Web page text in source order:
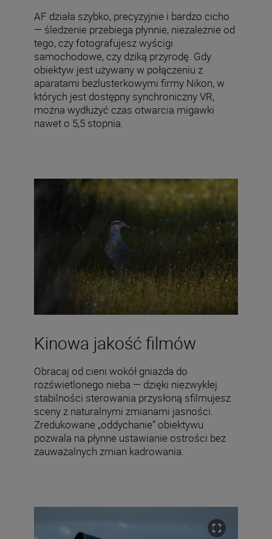
AF działa szybko, precyzyjnie i bardzo cicho
— śledzenie przebiega płynnie, niezależnie od
tego, czy fotografujesz wyścigi
samochodowe, czy dziką przyrodę. Gdy
obiektyw jest używany w połączeniu z
aparatami bezlusterkowymi firmy Nikon, w
których jest dostępny synchroniczny VR,
można wydłużyć czas otwarcia migawki
nawet o 5,5 stopnia.
Kinowa jakość filmów
Obracaj od cieni wokół gniazda do
rozświetlonego nieba — dzięki niezwykłej
stabilności sterowania przysłoną sfilmujesz
sceny z naturalnymi zmianami jasności.
Zredukowane „oddychanie” obiektywu
pozwala na płynne ustawianie ostrości bez
zauważalnych zmian kadrowania.